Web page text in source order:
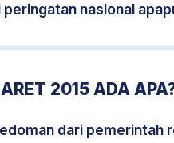
nasional
2015 ADA
dari pemerintah